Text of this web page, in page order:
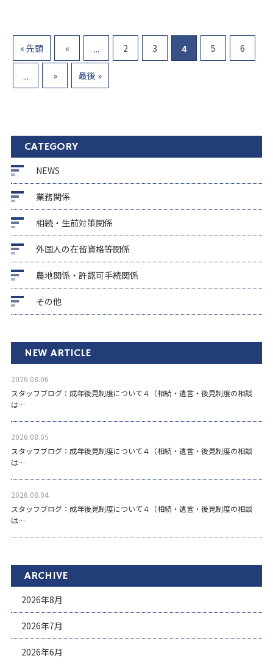
« 先頭 « ... 2 3 4 5 6
... » 最後 »
CATEGORY
NEWS
業務関係
相続・生前対策関係
外国人の在留資格等関係
農地関係・許認可手続関係
その他
NEW ARTICLE
2026.08.06
スタッフブログ：成年後見制度について４（相続・遺言・後見制度の相談
は…
2026.08.05
スタッフブログ：成年後見制度について４（相続・遺言・後見制度の相談
は…
2026.08.04
スタッフブログ：成年後見制度について４（相続・遺言・後見制度の相談
は…
ARCHIVE
2026年8月
2026年7月
2026年6月